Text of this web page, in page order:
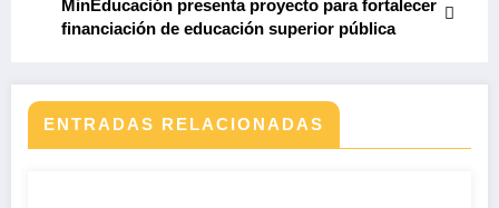
MinEducación presenta proyecto para fortalecer
financiación de educación superior pública
ENTRADAS RELACIONADAS